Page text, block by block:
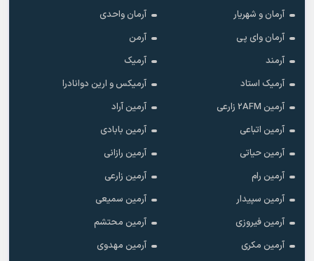
آرمان و شهریار
آرمان واحدی
آرمان وای پی
آرمن
آرمند
آرمیک
آرمیک استاد
آرمیکس و ارین دوانادرا
آرمین 2AFM زارعی
آرمین آراد
آرمین اتباعی
آرمین بابادی
آرمین حیاتی
آرمین رازانی
آرمین رام
آرمین زارعی
آرمین سپیدار
آرمین سمیعی
آرمین فیروزی
آرمین محتشم
آرمین مکری
آرمین مهدوی